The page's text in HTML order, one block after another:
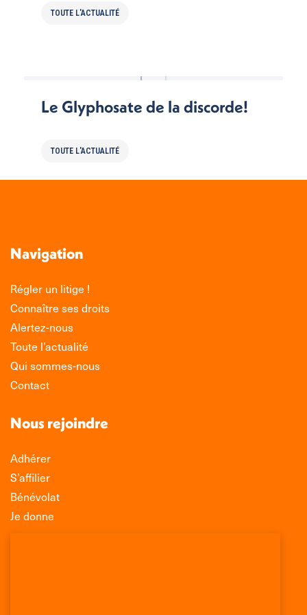
TOUTE L'ACTUALITÉ
Le Glyphosate de la discorde!
TOUTE L'ACTUALITÉ
Navigation
Régler un litige !
Connaître ses droits
Alertez-nous
Toute l’actualité
Qui sommes-nous
Contact
Nous rejoindre
Adhérer
S’affilier
Bénévolat
Je donne